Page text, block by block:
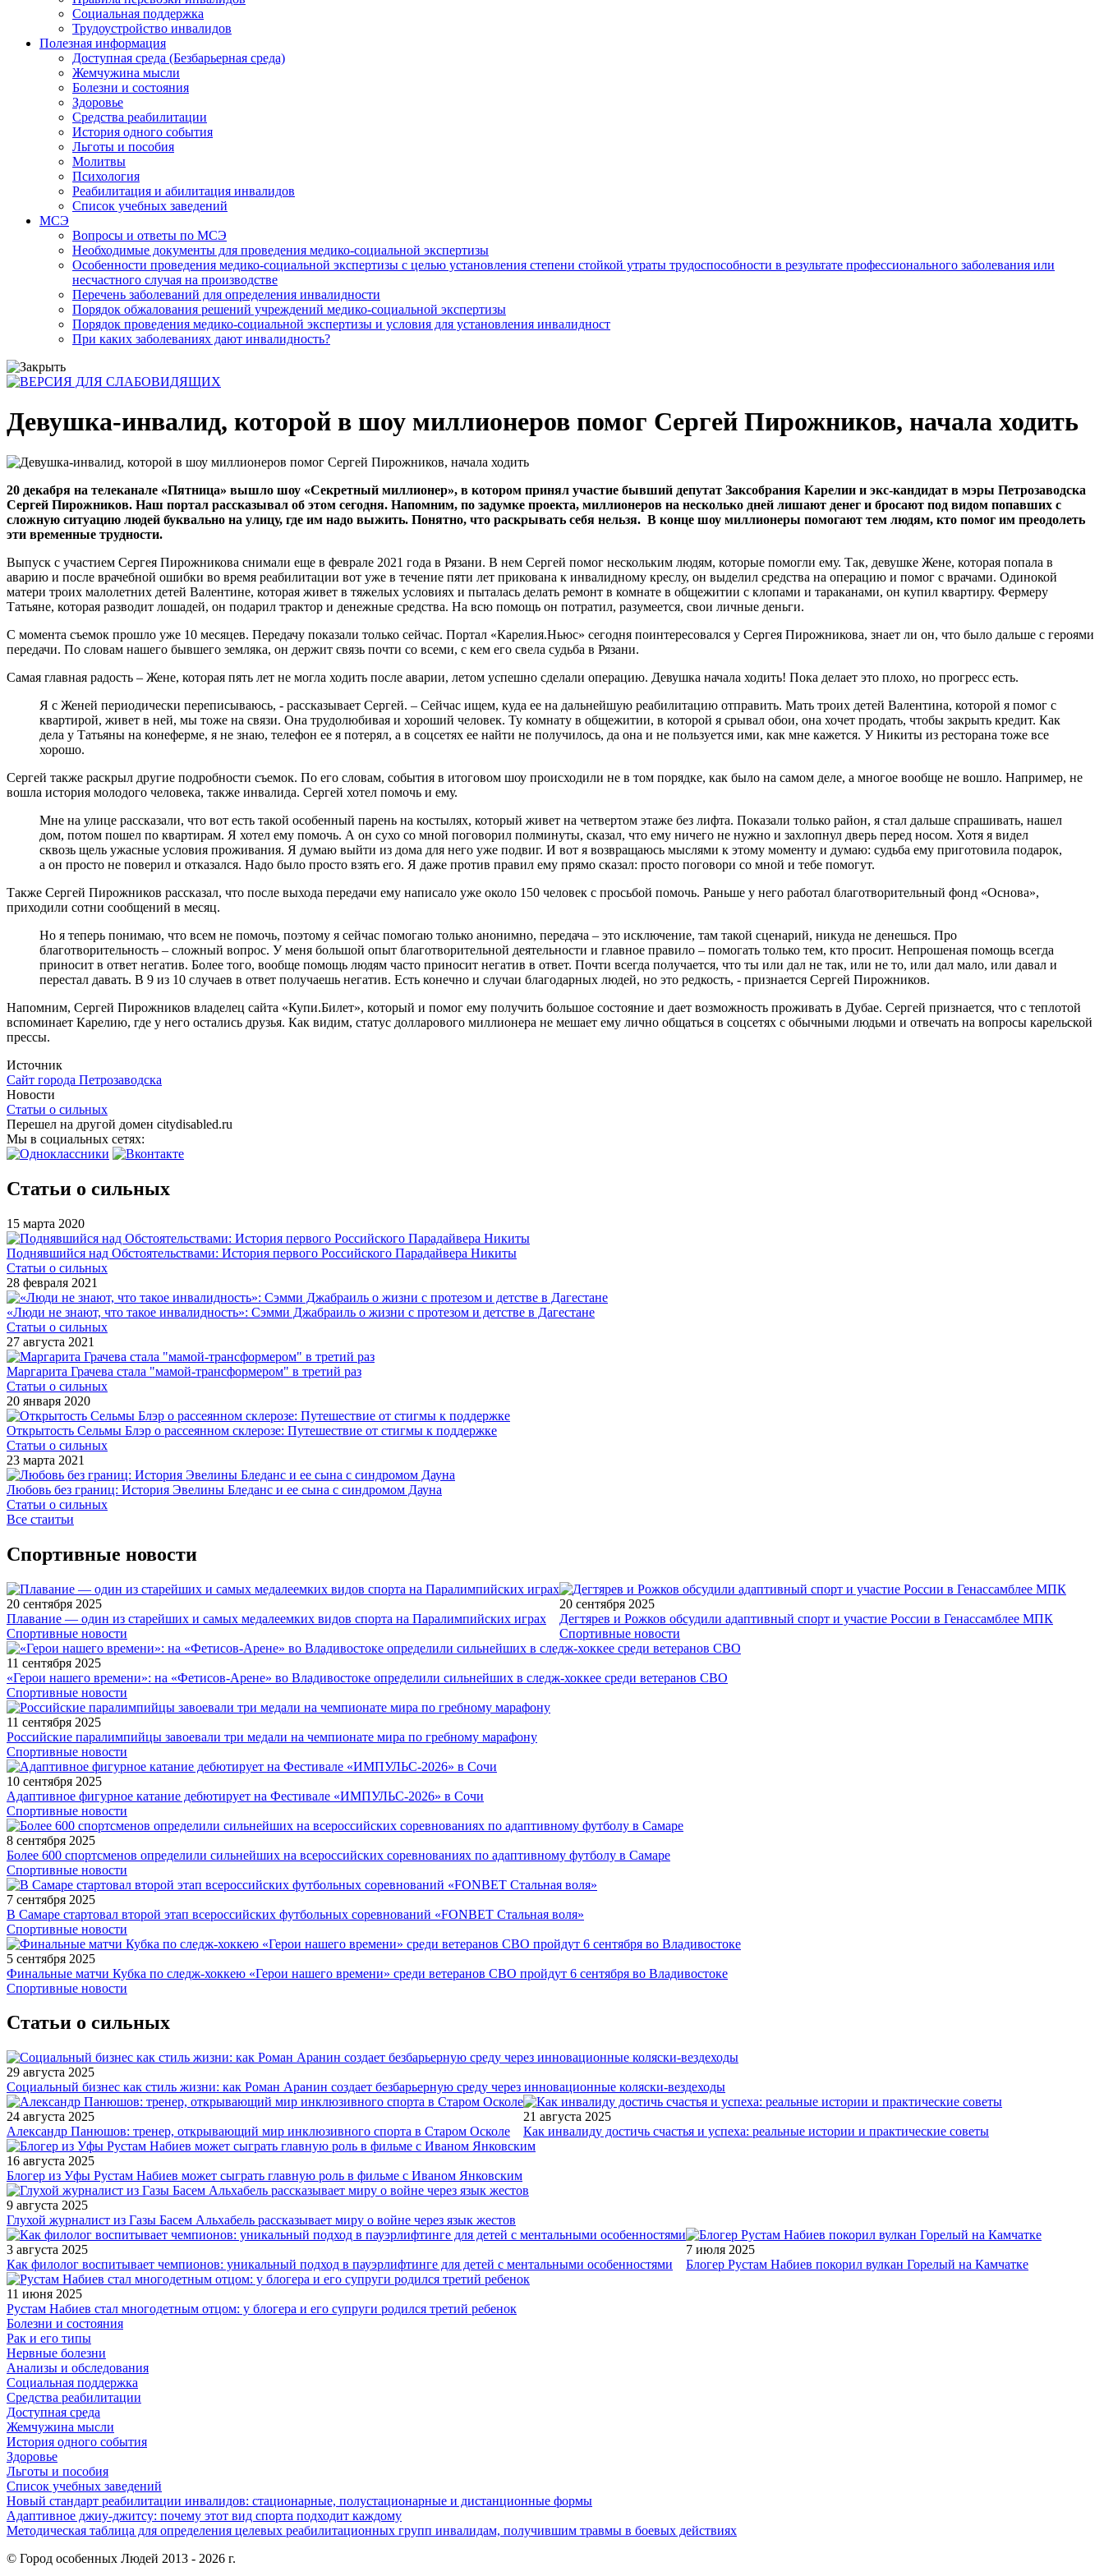
Социальная поддержка
Трудоустройство инвалидов
Полезная информация
Доступная среда (Безбарьерная среда)
Жемчужина мысли
Болезни и состояния
Здоровье
Средства реабилитации
История одного события
Льготы и пособия
Молитвы
Психология
Реабилитация и абилитация инвалидов
Список учебных заведений
МСЭ
Вопросы и ответы по МСЭ
Необходимые документы для проведения медико-социальной экспертизы
Особенности проведения медико-социальной экспертизы с целью установления степени стойкой утраты трудоспособности в результате профессионального заболевания или
несчастного случая на производстве
Перечень заболеваний для определения инвалидности
Порядок обжалования решений учреждений медико-социальной экспертизы
Порядок проведения медико-социальной экспертизы и условия для установления инвалидност
При каких заболеваниях дают инвалидность?
Девушка-инвалид, которой в шоу миллионеров помог Сергей Пирожников, начала ходить
20 декабря на телеканале «Пятница» вышло шоу «Секретный миллионер», в котором принял участие бывший депутат Заксобрания Карелии и экс-кандидат в мэры Петрозаводска
Сергей Пирожников. Наш портал рассказывал об этом сегодня. Напомним, по задумке проекта, миллионеров на несколько дней лишают денег и бросают под видом попавших с
сложную ситуацию людей буквально на улицу, где им надо выжить. Понятно, что раскрывать себя нельзя. В конце шоу миллионеры помогают тем людям, кто помог им преодолеть
эти временные трудности.
Выпуск с участием Сергея Пирожникова снимали еще в феврале 2021 года в Рязани. В нем Сергей помог нескольким людям, которые помогли ему. Так, девушке Жене, которая попала в
аварию и после врачебной ошибки во время реабилитации вот уже в течение пяти лет прикована к инвалидному креслу, он выделил средства на операцию и помог с врачами. Одинокой
матери троих малолетних детей Валентине, которая живет в тяжелых условиях и пыталась делать ремонт в комнате в общежитии с клопами и тараканами, он купил квартиру. Фермеру
Татьяне, которая разводит лошадей, он подарил трактор и денежные средства. На всю помощь он потратил, разумеется, свои личные деньги.
С момента съемок прошло уже 10 месяцев. Передачу показали только сейчас. Портал «Карелия.Ньюс» сегодня поинтересовался у Сергея Пирожникова, знает ли он, что было дальше с героями
передачи. По словам нашего бывшего земляка, он держит связь почти со всеми, с кем его свела судьба в Рязани.
Самая главная радость – Жене, которая пять лет не могла ходить после аварии, летом успешно сделали операцию. Девушка начала ходить! Пока делает это плохо, но прогресс есть.
Я с Женей периодически переписываюсь, - рассказывает Сергей. – Сейчас ищем, куда ее на дальнейшую реабилитацию отправить. Мать троих детей Валентина, которой я помог с
квартирой, живет в ней, мы тоже на связи. Она трудолюбивая и хороший человек. Ту комнату в общежитии, в которой я срывал обои, она хочет продать, чтобы закрыть кредит. Как
дела у Татьяны на конеферме, я не знаю, телефон ее я потерял, а в соцсетях ее найти не получилось, да она и не пользуется ими, как мне кажется. У Никиты из ресторана тоже все
хорошо.
Сергей также раскрыл другие подробности съемок. По его словам, события в итоговом шоу происходили не в том порядке, как было на самом деле, а многое вообще не вошло. Например, не
вошла история молодого человека, также инвалида. Сергей хотел помочь и ему.
Мне на улице рассказали, что вот есть такой особенный парень на костылях, который живет на четвертом этаже без лифта. Показали только район, я стал дальше спрашивать, нашел
дом, потом пошел по квартирам. Я хотел ему помочь. А он сухо со мной поговорил полминуты, сказал, что ему ничего не нужно и захлопнул дверь перед носом. Хотя я видел
сквозь щель ужасные условия проживания. Я думаю выйти из дома для него уже подвиг. И вот я возвращаюсь мыслями к этому моменту и думаю: судьба ему приготовила подарок,
а он просто не поверил и отказался. Надо было просто взять его. Я даже против правил ему прямо сказал: просто поговори со мной и тебе помогут.
Также Сергей Пирожников рассказал, что после выхода передачи ему написало уже около 150 человек с просьбой помочь. Раньше у него работал благотворительный фонд «Основа»,
приходили сотни сообщений в месяц.
Но я теперь понимаю, что всем не помочь, поэтому я сейчас помогаю только анонимно, передача – это исключение, там такой сценарий, никуда не денешься. Про
благотворительность – сложный вопрос. У меня большой опыт благотворительной деятельности и главное правило – помогать только тем, кто просит. Непрошеная помощь всегда
приносит в ответ негатив. Более того, вообще помощь людям часто приносит негатив в ответ. Почти всегда получается, что ты или дал не так, или не то, или дал мало, или давал и
перестал давать. В 9 из 10 случаев в ответ получаешь негатив. Есть конечно и случаи благодарных людей, но это редкость, - признается Сергей Пирожников.
Напомним, Сергей Пирожников владелец сайта «Купи.Билет», который и помог ему получить большое состояние и дает возможность проживать в Дубае. Сергей признается, что с теплотой
вспоминает Карелию, где у него остались друзья. Как видим, статус долларового миллионера не мешает ему лично общаться в соцсетях с обычными людьми и отвечать на вопросы карельской
прессы.
Источник
Сайт города Петрозаводска
Новости
Статьи о сильных
Перешел на другой домен citydisabled.ru
Мы в социальных сетях:
Статьи о сильных
15 марта 2020
Поднявшийся над Обстоятельствами: История первого Российского Парадайвера Никиты
Статьи о сильных
28 февраля 2021
«Люди не знают, что такое инвалидность»: Сэмми Джабраиль о жизни с протезом и детстве в Дагестане
Статьи о сильных
27 августа 2021
Маргарита Грачева стала "мамой-трансформером" в третий раз
Статьи о сильных
20 января 2020
Открытость Сельмы Блэр о рассеянном склерозе: Путешествие от стигмы к поддержке
Статьи о сильных
23 марта 2021
Любовь без границ: История Эвелины Бледанс и ее сына с синдромом Дауна
Статьи о сильных
Все стаитьи
Спортивные новости
20 сентября 2025
Плавание — один из старейших и самых медалеемких видов спорта на Паралимпийских играх
Спортивные новости
20 сентября 2025
Дегтярев и Рожков обсудили адаптивный спорт и участие России в Генассамблее МПК
Спортивные новости
11 сентября 2025
«Герои нашего времени»: на «Фетисов-Арене» во Владивостоке определили сильнейших в следж-хоккее среди ветеранов СВО
Спортивные новости
11 сентября 2025
Российские паралимпийцы завоевали три медали на чемпионате мира по гребному марафону
Спортивные новости
10 сентября 2025
Адаптивное фигурное катание дебютирует на Фестивале «ИМПУЛЬС-2026» в Сочи
Спортивные новости
8 сентября 2025
Более 600 спортсменов определили сильнейших на всероссийских соревнованиях по адаптивному футболу в Самаре
Спортивные новости
7 сентября 2025
В Самаре стартовал второй этап всероссийских футбольных соревнований «FONBET Стальная воля»
Спортивные новости
5 сентября 2025
Финальные матчи Кубка по следж-хоккею «Герои нашего времени» среди ветеранов СВО пройдут 6 сентября во Владивостоке
Спортивные новости
Статьи о сильных
29 августа 2025
Социальный бизнес как стиль жизни: как Роман Аранин создает безбарьерную среду через инновационные коляски-вездеходы
24 августа 2025
Александр Панюшов: тренер, открывающий мир инклюзивного спорта в Старом Осколе
21 августа 2025
Как инвалиду достичь счастья и успеха: реальные истории и практические советы
16 августа 2025
Блогер из Уфы Рустам Набиев может сыграть главную роль в фильме с Иваном Янковским
9 августа 2025
Глухой журналист из Газы Басем Альхабель рассказывает миру о войне через язык жестов
3 августа 2025
Как филолог воспитывает чемпионов: уникальный подход в пауэрлифтинге для детей с ментальными особенностями
7 июля 2025
Блогер Рустам Набиев покорил вулкан Горелый на Камчатке
11 июня 2025
Рустам Набиев стал многодетным отцом: у блогера и его супруги родился третий ребенок
Болезни и состояния
Рак и его типы
Нервные болезни
Анализы и обследования
Социальная поддержка
Средства реабилитации
Доступная среда
Жемчужина мысли
История одного события
Здоровье
Льготы и пособия
Список учебных заведений
Новый стандарт реабилитации инвалидов: стационарные, полустационарные и дистанционные формы
Адаптивное джиу-джитсу: почему этот вид спорта подходит каждому
Методическая таблица для определения целевых реабилитационных групп инвалидам, получившим травмы в боевых действиях
© Город особенных Людей 2013 - 2026 г.